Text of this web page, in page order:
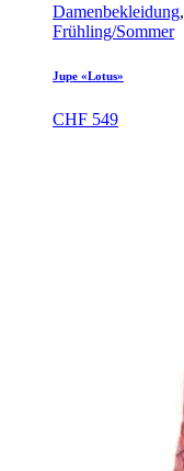
Damenbekleidung,
Frühling/Sommer
Jupe «Lotus»
CHF 549